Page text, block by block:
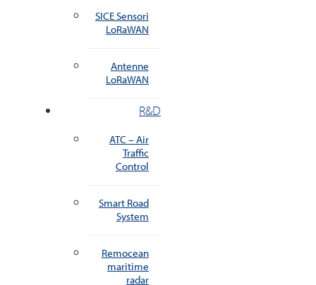
SICE Sensori
LoRaWAN
Antenne
LoRaWAN
R&D
ATC – Air
Traffic
Control
Smart Road
System
Remocean
maritime
radar